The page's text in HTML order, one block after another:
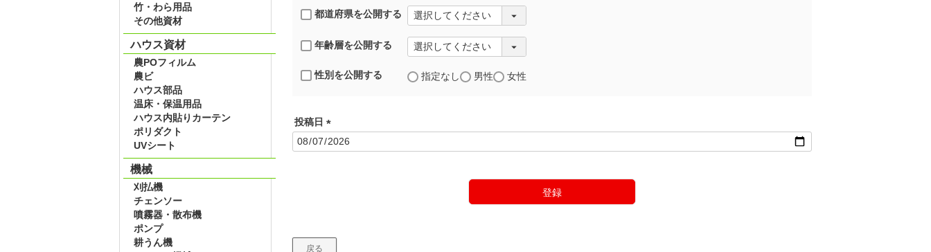
竹・わら用品
その他資材
ハウス資材
農POフィルム
農ビ
ハウス部品
温床・保温用品
ハウス内貼りカーテン
ポリダクト
UVシート
機械
刈払機
チェンソー
噴霧器・散布機
ポンプ
耕うん機
都道府県を公開する
年齢層を公開する
性別を公開する 指定なし 男性 女性
投稿日
(
必
登録
戻る